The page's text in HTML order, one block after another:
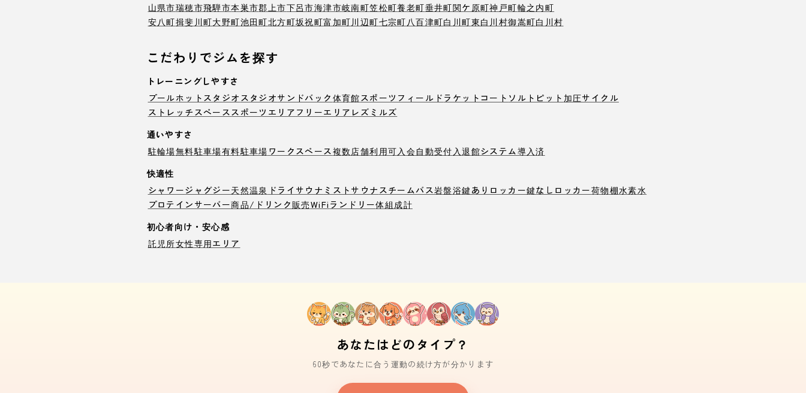
山県市瑞穂市飛騨市本巣市郡上市下呂市海津市岐南町笠松町養老町垂井町関ケ原町神戸町輪之内町
安八町揖斐川町大野町池田町北方町坂祝町富加町川辺町七宗町 八百津町白川町東白川村御嵩町白川村
こだわりでジムを探す
トレーニングしやすさ
プールホットスタジオ スタジオサンドバック 体育館スポーツフィールド ラケットコート ソルトピット 加圧サイクル
ストレッチスペーススポーツエリア フリーエリア レズミルズ
通いやすさ
駐輪場無料駐車場有料駐車場 ワークスペース複数店舗利用可入会自動受付 入退館システム導入済
快適性
シャワージャグジー天然温泉 ドライサウナ ミストサウナ スチームバス岩盤浴鍵ありロッカー鍵なしロッカー荷物棚水素水
プロテインサーバー商品/ドリンク販売WiFi ランドリー体組成計
初心者向け・安心感
託児所女性専用エリア
あなたはどのタイプ？
60秒であなたに合う運動の続け方が分かります